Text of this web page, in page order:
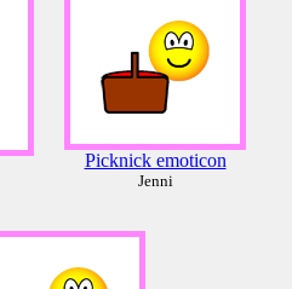
Picknick emoticon
Jenni